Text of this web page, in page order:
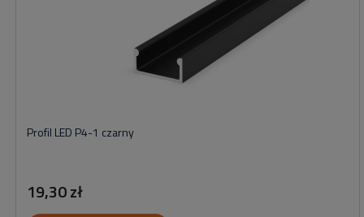
Profil LED P4-1 czarny
19,30 zł